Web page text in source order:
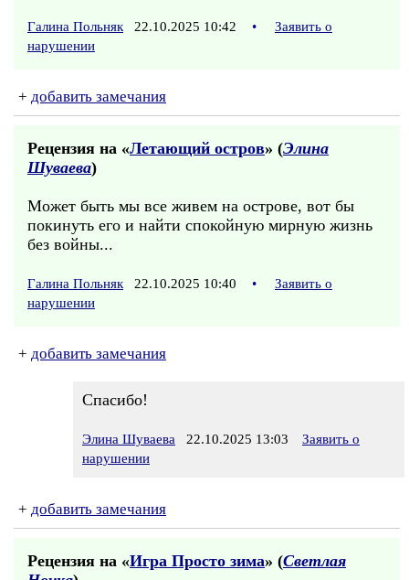
Галина Польняк 22.10.2025 10:42 •
Заявить о
нарушении
+ добавить замечания
Рецензия на «Летающий остров» (Элина
Шуваева)
Может быть мы все живем на острове, вот бы
покинуть его и найти спокойную мирную жизнь
без войны...
Галина Польняк 22.10.2025 10:40 •
Заявить о
нарушении
+ добавить замечания
Спасибо!
Элина Шуваева 22.10.2025 13:03
Заявить о
нарушении
+ добавить замечания
Рецензия на «Игра Просто зима» (Светлая